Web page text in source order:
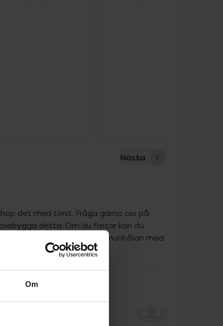
Om
Nästa
det med törst. Fråga gärna oss på
detta. Om du fastar kan du
en gel som du smörjer in munhålan med